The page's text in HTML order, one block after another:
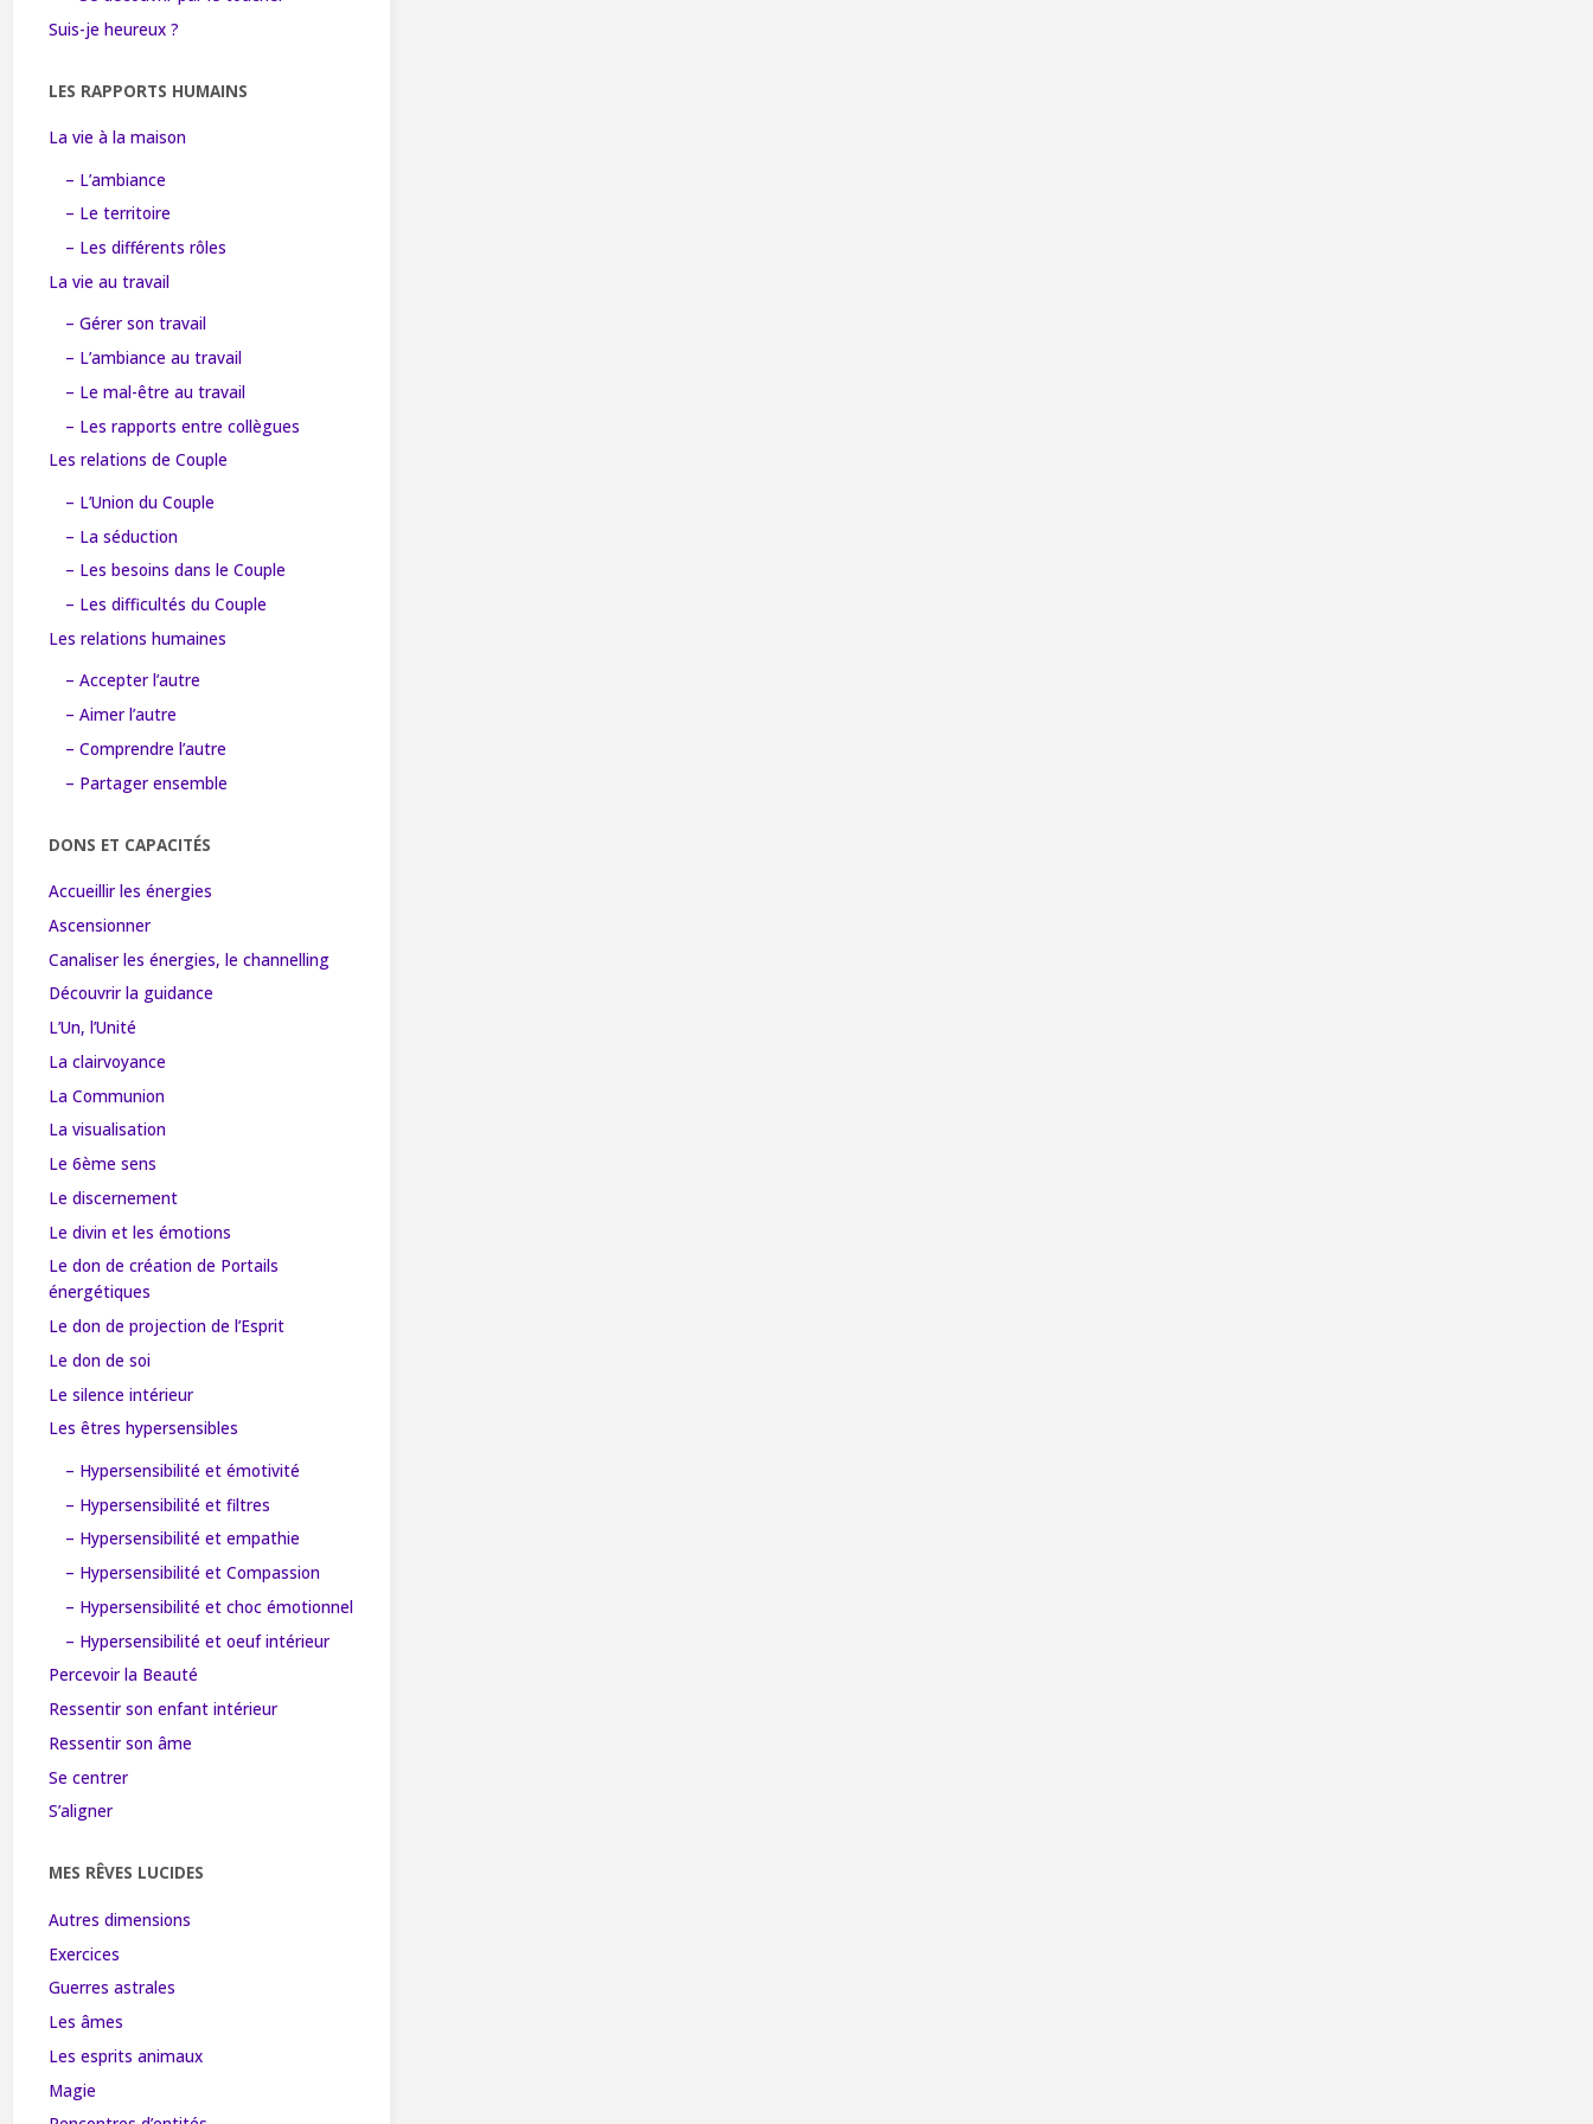
Suis-je heureux ?
LES RAPPORTS HUMAINS
La vie à la maison
– L’ambiance
– Le territoire
– Les différents rôles
La vie au travail
– Gérer son travail
– L’ambiance au travail
– Le mal-être au travail
– Les rapports entre collègues
Les relations de Couple
– L’Union du Couple
– La séduction
– Les besoins dans le Couple
– Les difficultés du Couple
Les relations humaines
– Accepter l’autre
– Aimer l’autre
– Comprendre l’autre
– Partager ensemble
DONS ET CAPACITÉS
Accueillir les énergies
Ascensionner
Canaliser les énergies, le channelling
Découvrir la guidance
L’Un, l’Unité
La clairvoyance
La Communion
La visualisation
Le 6ème sens
Le discernement
Le divin et les émotions
Le don de création de Portails
énergétiques
Le don de projection de l’Esprit
Le don de soi
Le silence intérieur
Les êtres hypersensibles
– Hypersensibilité et émotivité
– Hypersensibilité et filtres
– Hypersensibilité et empathie
– Hypersensibilité et Compassion
– Hypersensibilité et choc émotionnel
– Hypersensibilité et oeuf intérieur
Percevoir la Beauté
Ressentir son enfant intérieur
Ressentir son âme
Se centrer
S’aligner
MES RÊVES LUCIDES
Autres dimensions
Exercices
Guerres astrales
Les âmes
Les esprits animaux
Magie